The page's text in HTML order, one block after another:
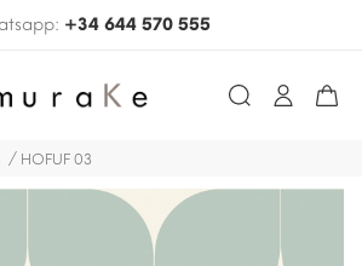
+34 644 570 555
HOFUF 03